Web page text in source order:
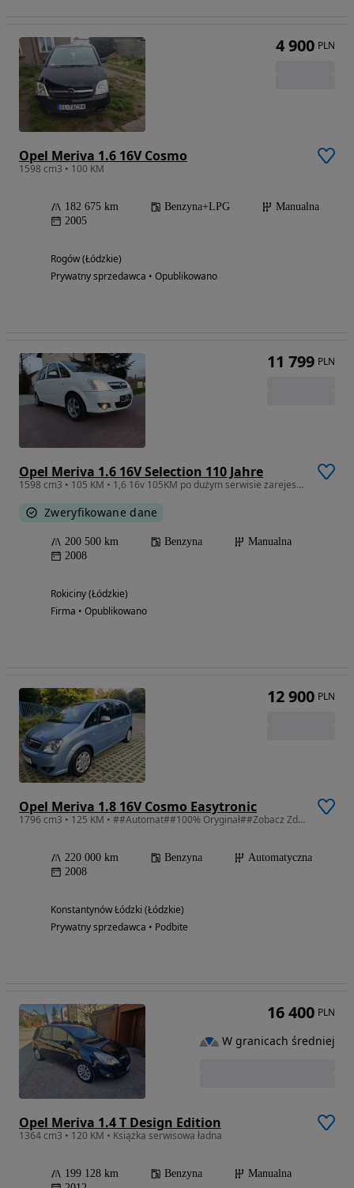
Opel Meriva 1.6 16V Cosmo
1598 cm3 • 100 KM
182 675 km Benzyna+LPG
Manualna
2005
Rogów (Łódzkie)
Prywatny sprzedawca • Opublikowano
4 900 PLN
Opel Meriva 1.6 16V Selection 110 Jahre
1598 cm3 • 105 KM • 1,6 16v 105KM po dużym serwisie zarejestrowana w RP VAT-MARŻA
Zweryfikowane dane
200 500 km Benzyna
Manualna
2008
Rokiciny (Łódzkie)
Firma • Opublikowano
11 799 PLN
Opel Meriva 1.8 16V Cosmo Easytronic
1796 cm3 • 125 KM • ##Automat##100% Oryginał##Zobacz Zdjęcia##
220 000 km Benzyna
Automatyczna
2008
Konstantynów Łódzki (Łódzkie)
Prywatny sprzedawca • Podbite
12 900 PLN
Opel Meriva 1.4 T Design Edition
1364 cm3 • 120 KM • Książka serwisowa ładna
199 128 km Benzyna
Manualna
16 400 PLN
W granicach średniej